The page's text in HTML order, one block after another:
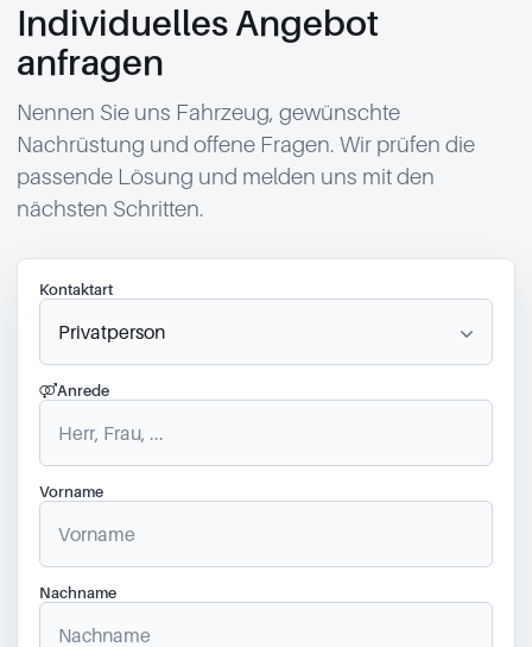
Individuelles Angebot
anfragen
Nennen Sie uns Fahrzeug, gewünschte
Nachrüstung und offene Fragen. Wir prüfen die
passende Lösung und melden uns mit den
nächsten Schritten.
Kontaktart
Anrede
Vorname
Nachname